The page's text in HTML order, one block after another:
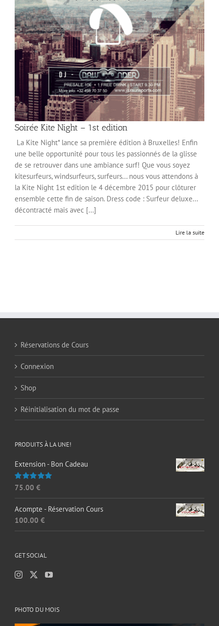
Soirée Kite Night – 1st edition
La Kite Night* lance sa première édition à Bruxelles! Enfin
une belle opportunité pour tous les passionnés de la glisse
de se retrouver dans une ambiance surf! Que vous soyez
kitesurfeurs, windsurfeurs, surfeurs... nous vous attendons à
la Kite Night 1st edition le 4 décembre 2015 pour clôturer
ensemble cette fin de saison. Dress code : Surfeur deluxe...
décontracté mais avec [...]
Lire la suite
Réservations de Cours
Connexion
Shop
Réinitialisation du mot de passe
PRODUITS À LA UNE!
Extension - Bon Cadeau
Note5.00
75.00 €
Acompte - Réservation Cours
100.00 €
GET SOCIAL
PHOTO DU MOIS